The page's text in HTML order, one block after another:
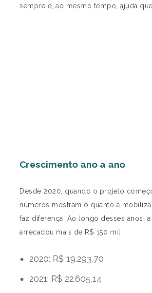
sempre e, ao mesmo tempo, ajuda
Crescimento ano a ano
Desde 2020, quando o projeto
números mostram o quanto a
faz diferença. Ao longo desses anos, a
arrecadou mais de R$ 150 mil:
2020: R$ 19.293,70
2021: R$ 22.605,14